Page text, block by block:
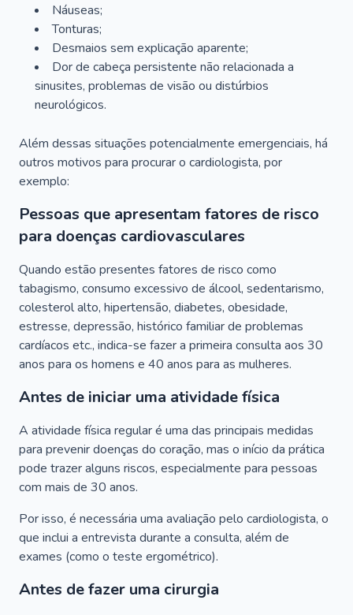
Náuseas;
Tonturas;
Desmaios sem explicação aparente;
Dor de cabeça persistente não relacionada a
sinusites, problemas de visão ou distúrbios
neurológicos.
Além dessas situações potencialmente emergenciais, há
outros motivos para procurar o cardiologista, por
exemplo:
Pessoas que apresentam fatores de risco
para doenças cardiovasculares
Quando estão presentes fatores de risco como
tabagismo, consumo excessivo de álcool, sedentarismo,
colesterol alto, hipertensão, diabetes, obesidade,
estresse, depressão, histórico familiar de problemas
cardíacos etc., indica-se fazer a primeira consulta aos 30
anos para os homens e 40 anos para as mulheres.
Antes de iniciar uma atividade física
A atividade física regular é uma das principais medidas
para prevenir doenças do coração, mas o início da prática
pode trazer alguns riscos, especialmente para pessoas
com mais de 30 anos.
Por isso, é necessária uma avaliação pelo cardiologista, o
que inclui a entrevista durante a consulta, além de
exames (como o teste ergométrico).
Antes de fazer uma cirurgia